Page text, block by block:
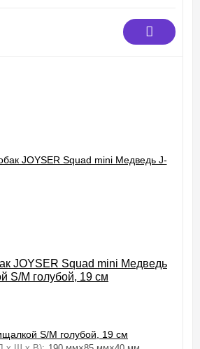
JOYSER Squad mini Медведь
S/M голубой, 19 см